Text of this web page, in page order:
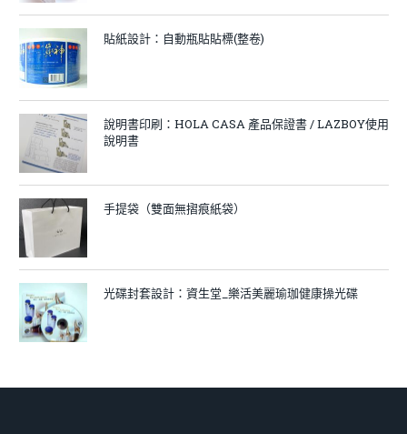
貼紙設計：自動瓶貼貼標(整卷)
說明書印刷：HOLA CASA 產品保證書 / LAZBOY使用
說明書
手提袋（雙面無摺痕紙袋）
光碟封套設計：資生堂_樂活美麗瑜珈健康操光碟